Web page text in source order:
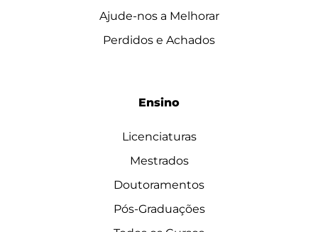
Ajude-nos a Melhorar
Perdidos e Achados
Ensino
Licenciaturas
Mestrados
Doutoramentos
Pós-Graduações